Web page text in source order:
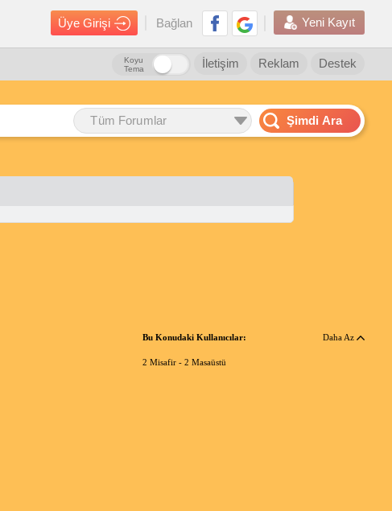
Üye Girişi Bağlan Yeni Kayıt
Destek
Reklam
İletişim
Koyu
Tema
Tüm Forumlar Şimdi Ara
Bu Konudaki Kullanıcılar: Daha Az
2 Misafir - 2 Masaüstü